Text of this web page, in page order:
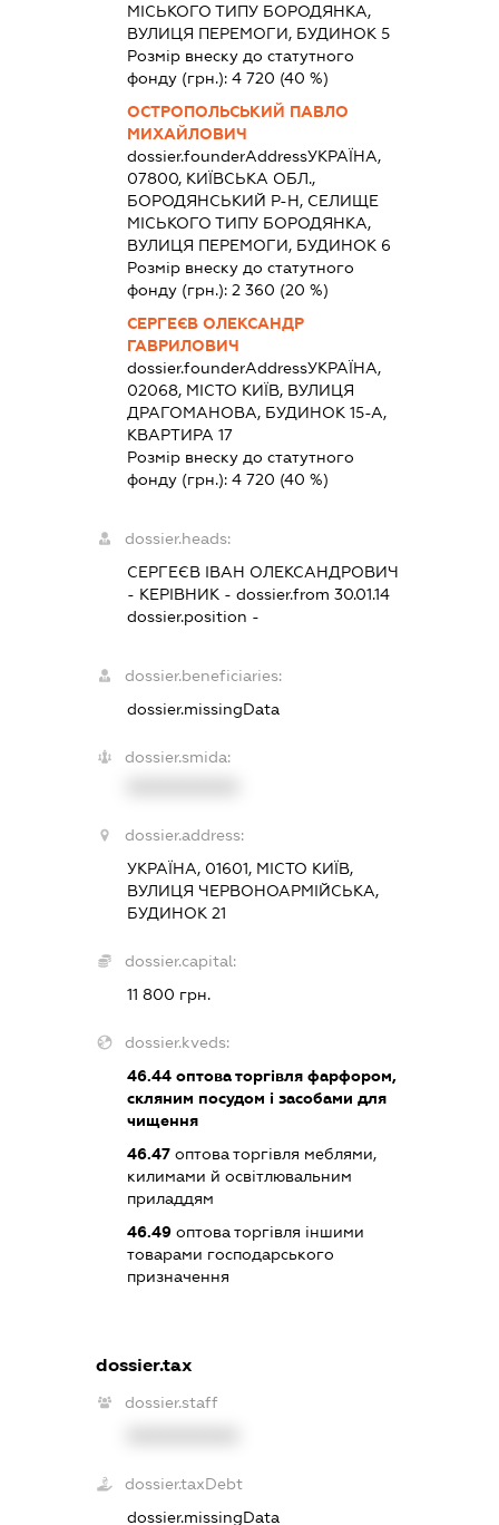
МІСЬКОГО ТИПУ БОРОДЯНКА,
ВУЛИЦЯ ПЕРЕМОГИ, БУДИНОК 5
Розмір внеску до статутного
фонду (грн.): 4 720 (40 %)
ОСТРОПОЛЬСЬКИЙ ПАВЛО
МИХАЙЛОВИЧ
dossier.founderAddressУКРАЇНА,
07800, КИЇВСЬКА ОБЛ.,
БОРОДЯНСЬКИЙ Р-Н, СЕЛИЩЕ
МІСЬКОГО ТИПУ БОРОДЯНКА,
ВУЛИЦЯ ПЕРЕМОГИ, БУДИНОК 6
Розмір внеску до статутного
фонду (грн.): 2 360 (20 %)
СЕРГЕЄВ ОЛЕКСАНДР
ГАВРИЛОВИЧ
dossier.founderAddressУКРАЇНА,
02068, МІСТО КИЇВ, ВУЛИЦЯ
ДРАГОМАНОВА, БУДИНОК 15-А,
КВАРТИРА 17
Розмір внеску до статутного
фонду (грн.): 4 720 (40 %)
dossier.heads:
СЕРГЕЄВ ІВАН ОЛЕКСАНДРОВИЧ
- КЕРІВНИК - dossier.from 30.01.14
dossier.position -
dossier.beneficiaries:
dossier.missingData
dossier.smida:
dossier.address:
УКРАЇНА, 01601, МІСТО КИЇВ,
ВУЛИЦЯ ЧЕРВОНОАРМІЙСЬКА,
БУДИНОК 21
dossier.capital:
11 800 грн.
dossier.kveds:
46.44оптова торгівля фарфором,
скляним посудом і засобами для
чищення
46.47оптова торгівля меблями,
килимами й освітлювальним
приладдям
46.49оптова торгівля іншими
товарами господарського
призначення
dossier.tax
dossier.staff
dossier.taxDebt
dossier.missingData